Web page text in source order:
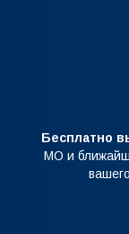
Бесплатно
МО и